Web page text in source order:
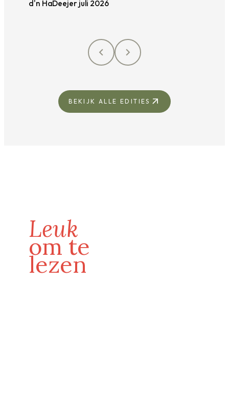
d'n HaDeejer juli 2026
BEKIJK ALLE EDITIES
Leuk
om te
lezen